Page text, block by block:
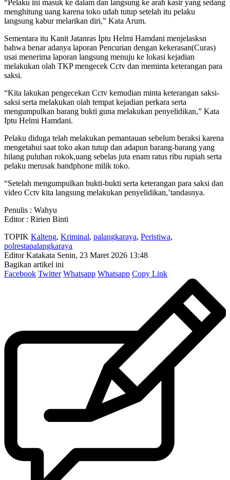
“Pelaku ini masuk ke dalam dan langsung ke arah kasir yang sedang
menghitung uang karena toko udah tutup setelah itu pelaku
langsung kabur melarikan diri,” Kata Arum.
Sementara itu Kanit Jatanras Iptu Helmi Hamdani menjelasksn
bahwa benar adanya laporan Pencurian dengan kekerasan(Curas)
usai menerima laporan langsung menuju ke lokasi kejadian
melakukan olah TKP mengecek Cctv dan meminta keterangan para
saksi.
“Kita lakukan pengecekan Cctv kemudian minta keterangan saksi-
saksi serta melakukan olah tempat kejadian perkara serta
mengumpulkan barang bukti guna melakukan penyelidikan,” Kata
Iptu Helmi Hamdani.
Pelaku diduga telah melakukan pemantauan sebelum beraksi karena
mengetahui saat toko akan tutup dan adapun barang-barang yang
hilang puluhan rokok,uang sebelas juta enam ratus ribu rupiah serta
pelaku merusak handphone milik toko.
“Setelah mengumpulkan bukti-bukti serta keterangan para saksi dan
video Cctv kita langsung melakukan penyelidikan,’tandasnya.
Penulis : Wahyu
Editor : Ririen Binti
TOPIK Kalteng, Kriminal, palangkaraya, Peristiwa,
polrestapalangkaraya
Editor Katakata Senin, 23 Maret 2026 13:48
Bagikan artikel ini
Facebook Twitter Whatsapp Whatsapp Copy Link